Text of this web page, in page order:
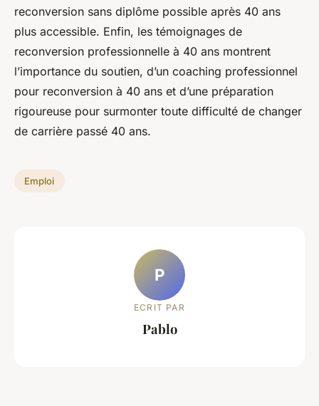
reconversion sans diplôme possible après 40 ans
plus accessible. Enfin, les témoignages de
reconversion professionnelle à 40 ans montrent
l’importance du soutien, d’un coaching professionnel
pour reconversion à 40 ans et d’une préparation
rigoureuse pour surmonter toute difficulté de changer
de carrière passé 40 ans.
Emploi
P
ECRIT PAR
Pablo